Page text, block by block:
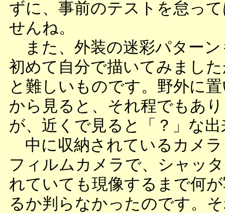
ずに、事前のテストを怠っ
せんね。
また、外装の迷彩パターン
初めて自分で描いてみまし
と難しいものです。野外に
から見ると、それ程でもあ
が、近くで見ると「？」な
中に収納されているカメラ
フィルムカメラで、シャッ
れていても現像するまで何
るか判らなかったのです。